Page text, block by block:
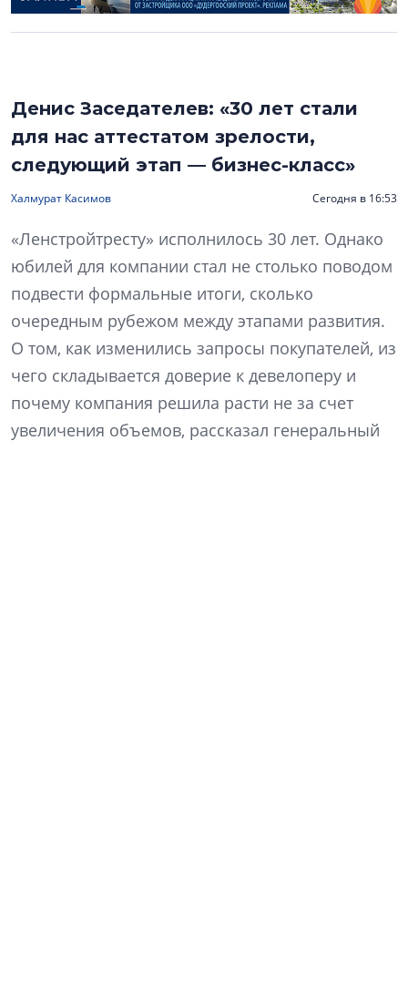
Денис Заседателев: «30 лет стали
для нас аттестатом зрелости,
следующий этап — бизнес-класс»
Халмурат Касимов Сегодня в 16:53
«Ленстройтресту» исполнилось 30 лет. Однако
юбилей для компании стал не столько поводом
подвести формальные итоги, сколько
очередным рубежом между этапами развития.
О том, как изменились запросы покупателей, из
чего складывается доверие к девелоперу и
почему компания решила расти не за счет
увеличения объемов, рассказал генеральный